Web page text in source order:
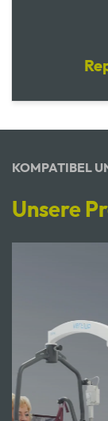
KOMPATIBEL
Unsere